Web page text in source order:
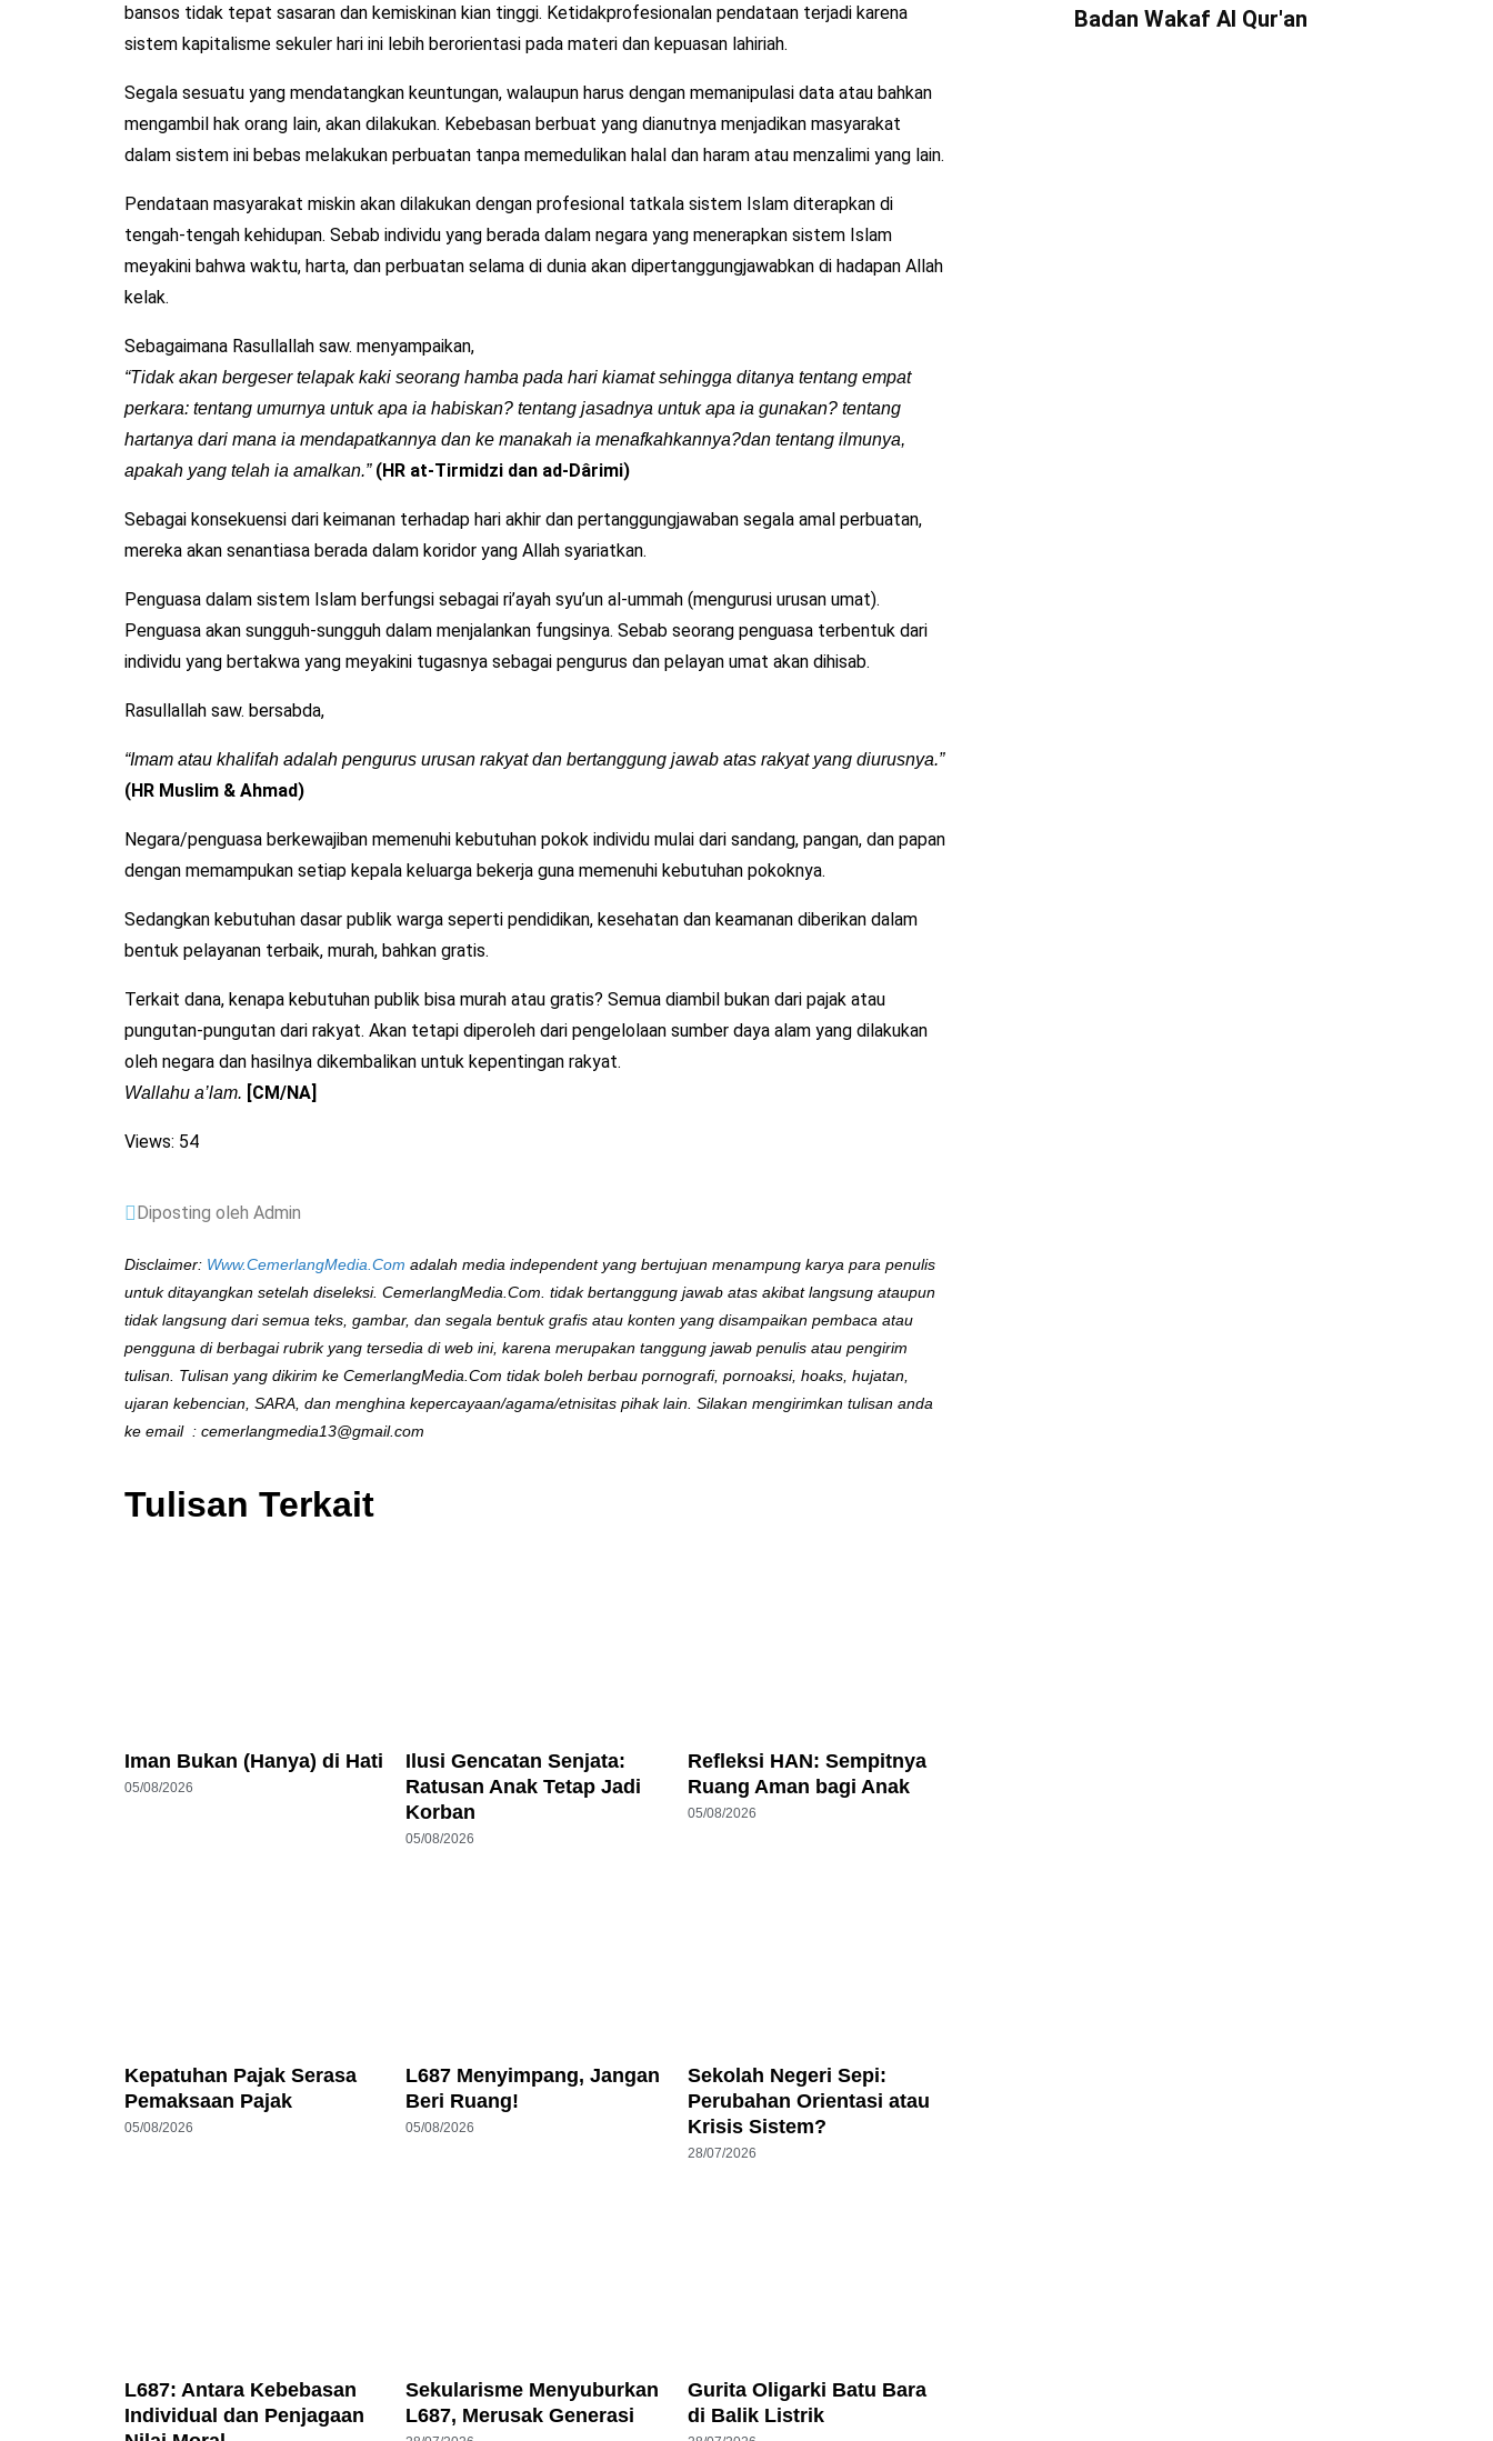
bansos tidak tepat sasaran dan kemiskinan kian tinggi. Ketidakprofesionalan pendataan terjadi karena
sistem kapitalisme sekuler hari ini lebih berorientasi pada materi dan kepuasan lahiriah.
Segala sesuatu yang mendatangkan keuntungan, walaupun harus dengan memanipulasi data atau bahkan
mengambil hak orang lain, akan dilakukan. Kebebasan berbuat yang dianutnya menjadikan masyarakat
dalam sistem ini bebas melakukan perbuatan tanpa memedulikan halal dan haram atau menzalimi yang lain.
Pendataan masyarakat miskin akan dilakukan dengan profesional tatkala sistem Islam diterapkan di
tengah-tengah kehidupan. Sebab individu yang berada dalam negara yang menerapkan sistem Islam
meyakini bahwa waktu, harta, dan perbuatan selama di dunia akan dipertanggungjawabkan di hadapan Allah
kelak.
Sebagaimana Rasullallah saw. menyampaikan,
“Tidak akan bergeser telapak kaki seorang hamba pada hari kiamat sehingga ditanya tentang empat
perkara: tentang umurnya untuk apa ia habiskan? tentang jasadnya untuk apa ia gunakan? tentang
hartanya dari mana ia mendapatkannya dan ke manakah ia menafkahkannya?dan tentang ilmunya,
apakah yang telah ia amalkan.”(HR at-Tirmidzi dan ad-Dârimi)
Sebagai konsekuensi dari keimanan terhadap hari akhir dan pertanggungjawaban segala amal perbuatan,
mereka akan senantiasa berada dalam koridor yang Allah syariatkan.
Penguasa dalam sistem Islam berfungsi sebagai ri’ayah syu’un al-ummah (mengurusi urusan umat).
Penguasa akan sungguh-sungguh dalam menjalankan fungsinya. Sebab seorang penguasa terbentuk dari
individu yang bertakwa yang meyakini tugasnya sebagai pengurus dan pelayan umat akan dihisab.
Rasullallah saw. bersabda,
“Imam atau khalifah adalah pengurus urusan rakyat dan bertanggung jawab atas rakyat yang diurusnya.”
(HR Muslim & Ahmad)
Negara/penguasa berkewajiban memenuhi kebutuhan pokok individu mulai dari sandang, pangan, dan papan
dengan memampukan setiap kepala keluarga bekerja guna memenuhi kebutuhan pokoknya.
Sedangkan kebutuhan dasar publik warga seperti pendidikan, kesehatan dan keamanan diberikan dalam
bentuk pelayanan terbaik, murah, bahkan gratis.
Terkait dana, kenapa kebutuhan publik bisa murah atau gratis? Semua diambil bukan dari pajak atau
pungutan-pungutan dari rakyat. Akan tetapi diperoleh dari pengelolaan sumber daya alam yang dilakukan
oleh negara dan hasilnya dikembalikan untuk kepentingan rakyat.
Wallahu a’lam. [CM/NA]
Views: 54
Diposting oleh Admin
Disclaimer: Www.CemerlangMedia.Com adalah media independent yang bertujuan menampung karya para penulis
untuk ditayangkan setelah diseleksi. CemerlangMedia.Com. tidak bertanggung jawab atas akibat langsung ataupun
tidak langsung dari semua teks, gambar, dan segala bentuk grafis atau konten yang disampaikan pembaca atau
pengguna di berbagai rubrik yang tersedia di web ini, karena merupakan tanggung jawab penulis atau pengirim
tulisan. Tulisan yang dikirim ke CemerlangMedia.Com tidak boleh berbau pornografi, pornoaksi, hoaks, hujatan,
ujaran kebencian, SARA, dan menghina kepercayaan/agama/etnisitas pihak lain. Silakan mengirimkan tulisan anda
ke email : cemerlangmedia13@gmail.com
Tulisan Terkait
Iman Bukan (Hanya) di Hati
05/08/2026
Ilusi Gencatan Senjata:
Ratusan Anak Tetap Jadi
Korban
05/08/2026
Refleksi HAN: Sempitnya
Ruang Aman bagi Anak
05/08/2026
Kepatuhan Pajak Serasa
Pemaksaan Pajak
05/08/2026
L687 Menyimpang, Jangan
Beri Ruang!
05/08/2026
Sekolah Negeri Sepi:
Perubahan Orientasi atau
Krisis Sistem?
28/07/2026
L687: Antara Kebebasan
Individual dan Penjagaan
Sekularisme Menyuburkan
L687, Merusak Generasi
Gurita Oligarki Batu Bara
di Balik Listrik
Badan Wakaf Al Qur'an